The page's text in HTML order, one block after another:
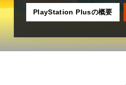
PlayStation Plusの概要